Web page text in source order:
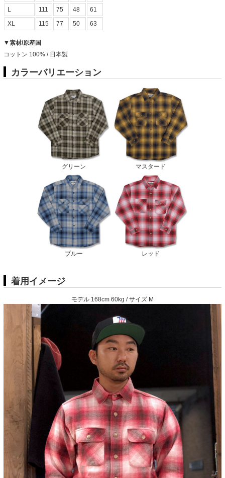
L 111 75 48
61
XL
115 77 50 63
▼素材/原産国
コットン 100% / 日本製
カラーバリエーション
グリーン マスタード
ブルー レッド
着用イメージ
モデル 168cm 60kg / サイズ M